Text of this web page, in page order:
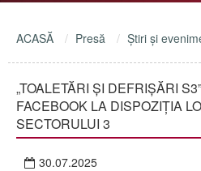
ACASĂ Presă Ştiri şi
„TOALETĂRI ȘI DEFRIȘĂRI
FACEBOOK LA DISPOZIȚIA
SECTORULUI 3
30.07.2025